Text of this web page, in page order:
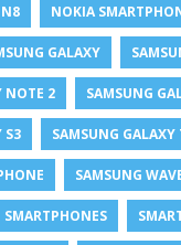
NOKIA
GALAXY
NOTE 2 SAMSUNG
S3 SAMSUNG GALAXY
SAMSUNG
SMARTPHONES